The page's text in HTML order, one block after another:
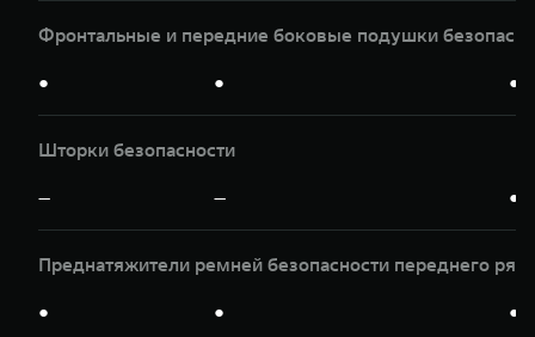
Фронтальные и передние боковые подушки
● ● ●
Шторки безопасности
— — ●
Преднатяжители ремней безопасности переднего
● ● ●